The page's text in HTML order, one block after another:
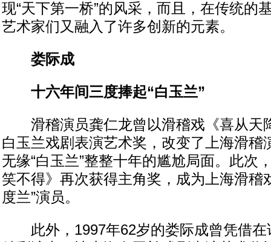
现“天下第一桥”的风采，而且，在传统的
艺术家们又融入了许多创新的元素。
娄际成
十六年间三度捧起“白玉兰”
滑稽演员龚仁龙曾以滑稽戏《喜从天
白玉兰戏剧表演艺术奖，改变了上海滑稽
无缘“白玉兰”整整十年的尴尬局面。此次
笑不得》再次获得主角奖，成为上海滑稽
度兰”演员。
此外，1997年62岁的娄际成曾凭借在